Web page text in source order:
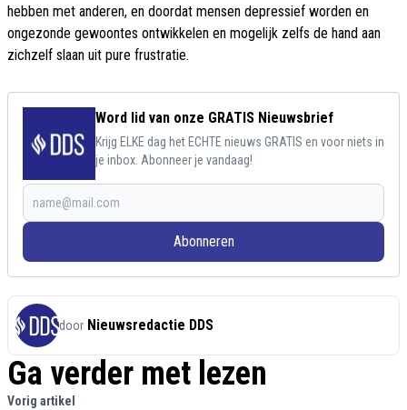
hebben met anderen, en doordat mensen depressief worden en
ongezonde gewoontes ontwikkelen en mogelijk zelfs de hand aan
zichzelf slaan uit pure frustratie.
Word lid van onze GRATIS Nieuwsbrief
Krijg ELKE dag het ECHTE nieuws GRATIS en voor niets in
je inbox. Abonneer je vandaag!
Abonneren
door Nieuwsredactie DDS
Ga verder met lezen
Vorig artikel